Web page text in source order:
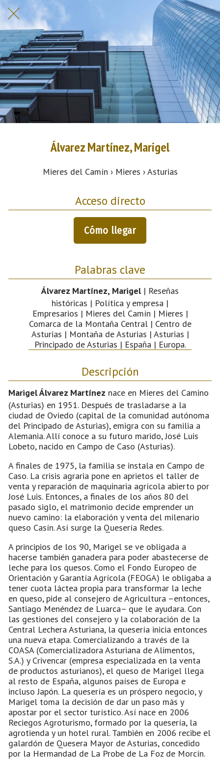
Álvarez Martínez, Marigel
Mieres del Camín › Mieres › Asturias
Acceso directo
Cómo llegar
Palabras clave
Álvarez Martínez, Marigel| Reseñas
históricas | Política y empresa |
Empresarios | Mieres del Camín | Mieres |
Comarca de la Montaña Central | Centro de
Asturias | Montaña de Asturias | Asturias |
Principado de Asturias | España | Europa.
Descripción
Marigel Álvarez Martínez nace en Mieres del Camino
(Asturias) en 1951. Después de trasladarse a la
ciudad de Oviedo (capital de la comunidad autónoma
del Principado de Asturias), emigra con su familia a
Alemania. Allí conoce a su futuro marido, José Luis
Lobeto, nacido en Campo de Caso (Asturias).
A finales de 1975, la familia se instala en Campo de
Caso. La crisis agraria pone en aprietos el taller de
venta y reparación de maquinaria agrícola abierto por
José Luis. Entonces, a finales de los años 80 del
pasado siglo, el matrimonio decide emprender un
nuevo camino: la elaboración y venta del milenario
queso Casín. Así surge la Quesería Redes.
A principios de los 90, Marigel se ve obligada a
hacerse también ganadera para poder abastecerse de
leche para los quesos. Como el Fondo Europeo de
Orientación y Garantía Agrícola (FEOGA) le obligaba a
tener cuota láctea propia para transformar la leche
en queso, pide al consejero de Agricultura –entonces,
Santiago Menéndez de Luarca– que le ayudara. Con
las gestiones del consejero y la colaboración de la
Central Lechera Asturiana, la quesería inicia entonces
una nueva etapa. Comercializando a través de la
COASA (Comercializadora Asturiana de Alimentos,
S.A.) y Crivencar (empresa especializada en la venta
de productos asturianos), el queso de Marigel llega
al resto de España, algunos países de Europa e
incluso Japón. La quesería es un próspero negocio, y
Marigel toma la decisión de dar un paso más y
apostar por el sector turístico. Así nace en 2006
Reciegos Agroturismo, formado por la quesería, la
agrotienda y un hotel rural. También en 2006 recibe el
galardón de Quesera Mayor de Asturias, concedido
por la Hermandad de La Probe de La Foz de Morcín.